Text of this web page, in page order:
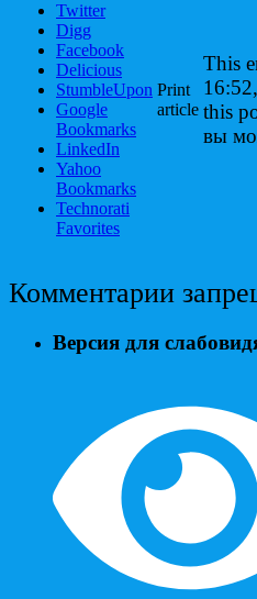
Twitter
Digg
Facebook
Delicious
StumbleUpon
Google
Bookmarks
LinkedIn
Yahoo
Bookmarks
Technorati
Favorites
Print
article
This
this
вы
Комментарии
Версия для